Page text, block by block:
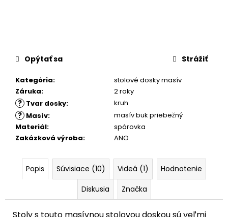
Kategória:
stolové dosky masív
Záruka: 2 roky
? Tvar dosky: kruh
? Masív:
masív buk priebežný
Materiál:
spárovka
Zakázková výroba: ANO
Opýtať sa Strážiť
Popis Súvisiace (10) Videá (1)
Hodnotenie
Diskusia
Značka
Stoly s touto masívnou stolovou doskou sú veľmi